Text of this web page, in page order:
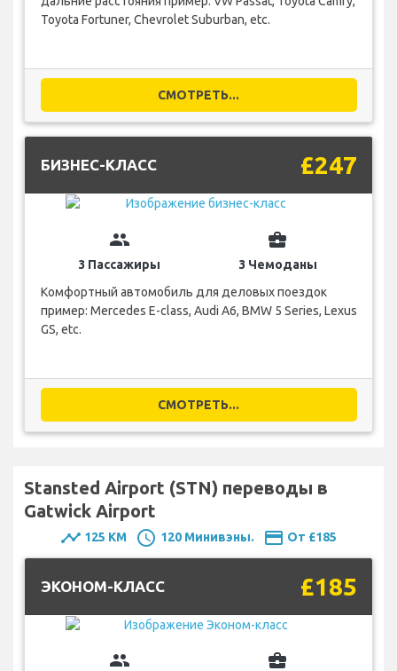
Toyota Fortuner, Chevrolet Suburban, etc.
СМОТРЕТЬ...
БИЗНЕС-КЛАСС £247
group
3 Пассажиры
business_center
3 Чемоданы
Комфортный автомобиль для деловых поездок
пример: Mercedes E-class, Audi A6, BMW 5 Series, Lexus
GS, etc.
СМОТРЕТЬ...
Stansted Airport (STN) переводы в
Gatwick Airport
timeline 125 KM schedule 120 Минивэны. payment От £185
ЭКОНОМ-КЛАСС £185
group business_center